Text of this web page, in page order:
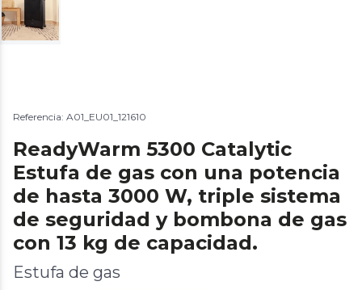
Referencia: A01_EU01_121610
ReadyWarm 5300 Catalytic
Estufa de gas con una potencia
de hasta 3000 W, triple sistema
de seguridad y bombona de gas
con 13 kg de capacidad.
Estufa de gas